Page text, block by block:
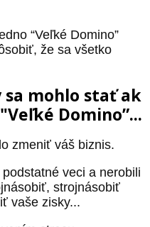
“Veľké Domino”
že sa všetko
sa mohlo stať ak
Domino”...
zmeniť váš biznis.
veci a nerobili
strojnásobiť
vaše zisky...